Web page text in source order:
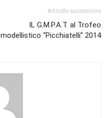
Articolo successivo
IL G.M.P.A.T. al Trofeo
modellistico “Picchiatelli” 2014